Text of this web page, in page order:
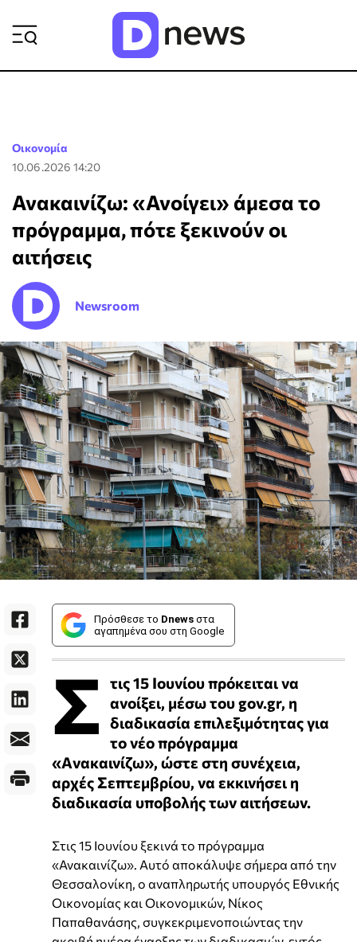
Οικονομία
10.06.2026 14:20
Ανακαινίζω: «Ανοίγει» άμεσα το
πρόγραμμα, πότε ξεκινούν οι
αιτήσεις
Newsroom
Πρόσθεσε το Dnews στα
αγαπημένα σου στη Google
Σ τις 15 Ιουνίου πρόκειται να
ανοίξει, μέσω του gov.gr, η
διαδικασία επιλεξιμότητας για
το νέο πρόγραμμα
«Aνακαινίζω», ώστε στη συνέχεια,
αρχές Σεπτεμβρίου, να εκκινήσει η
διαδικασία υποβολής των αιτήσεων.
Στις 15 Ιουνίου ξεκινά το πρόγραμμα
«Ανακαινίζω». Αυτό αποκάλυψε σήμερα από την
Θεσσαλονίκη, ο αναπληρωτής υπουργός Εθνικής
Οικονομίας και Οικονομικών, Νίκος
Παπαθανάσης, συγκεκριμενοποιώντας την